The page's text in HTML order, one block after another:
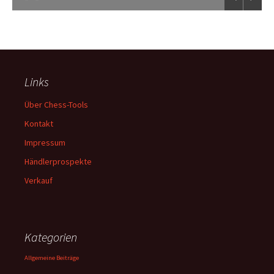
Links
Über Chess-Tools
Kontakt
Impressum
Händlerprospekte
Verkauf
Kategorien
Allgemeine Beiträge